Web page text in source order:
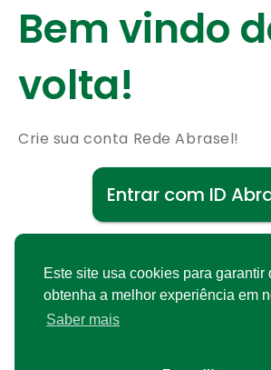
Este site usa cookies para garantir
obtenha a melhor experiência em
Saber mais
Bem vindo
volta!
Crie sua conta Rede Abrasel!
Entrar com ID
Cadastre-